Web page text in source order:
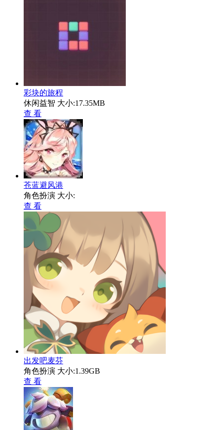
彩块的旅程
休闲益智 大小:17.35MB
查 看
苍蓝避风港
角色扮演 大小:
查 看
出发吧麦芬
角色扮演 大小:1.39GB
查 看